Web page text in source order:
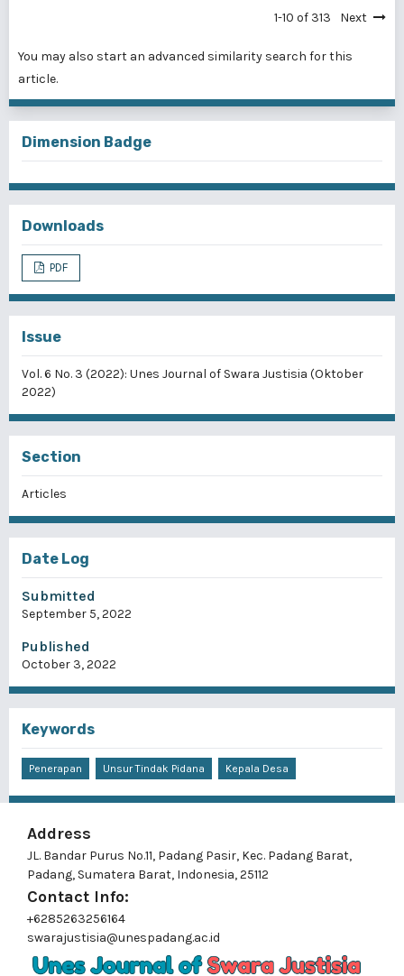
1-10 of 313 Next
You may also start an advanced similarity search for this
article.
Dimension Badge
Downloads
PDF
Issue
Vol. 6 No. 3 (2022): Unes Journal of Swara Justisia (Oktober
2022)
Section
Articles
Date Log
Submitted
September 5, 2022
Published
October 3, 2022
Keywords
Penerapan Unsur Tindak Pidana Kepala Desa
Address
JL. Bandar Purus No.11, Padang Pasir, Kec. Padang Barat,
Padang, Sumatera Barat, Indonesia, 25112
Contact Info:
+6285263256164
swarajustisia@unespadang.ac.id